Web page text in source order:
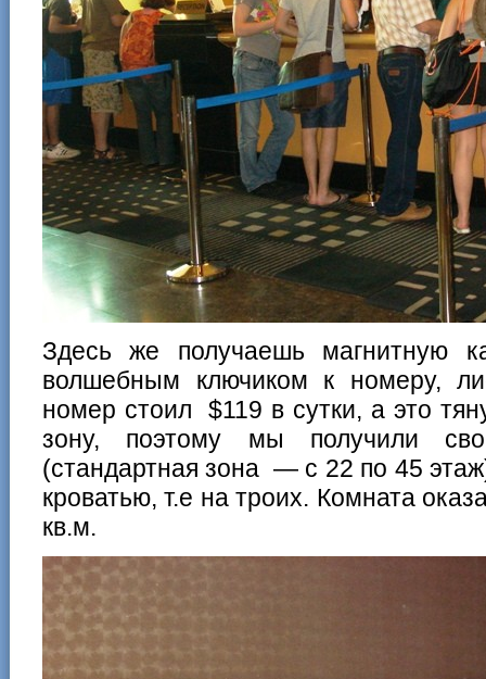
Здесь же получаешь магнитную
волшебным ключиком к номеру,
номер стоил $119 в сутки, а это
зону, поэтому мы получили
(стандартная зона — с 22 по 45
кроватью, т.е на троих. Комната
кв.м.